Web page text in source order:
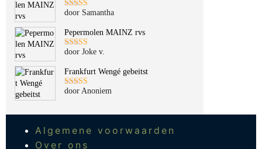
Gewaardeerd
door Samantha
Pepermolen MAINZ rvs
Gewaardeerd
door Joke v.
Frankfurt Wengé gebeitst
Gewaardeerd
door Anoniem
Algemene voorwaarden
Over ons